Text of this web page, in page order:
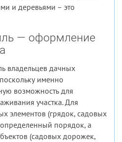
и деревьями – это
— оформление
владельцев дачных
именно
возможность для
участка. Для
элементов (грядок, садовых
определенный порядок, а
(садовых дорожек,